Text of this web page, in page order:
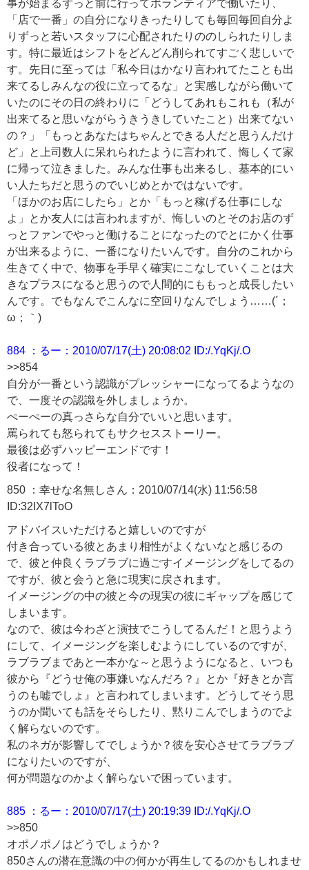
事が始まるずっと前に行ってボランティアで働いたり、
「店で一番」の自分になりきったりしても毎回毎回自分よ
りずっと若いスタッフに心配されたりののしられたりしま
す。特に最近はシフトをどんどん削られてすごく悲しいで
す。先日に至っては「私今日はかなり言われてたことも出
来てるしみんなの役に立ってるな」と実感しながら働いて
いたのにその日の終わりに「どうしてあれもこれも（私が
出来てると思いながらうきうきしていたこと）出来てない
の？」「もっとあなたはちゃんとできる人だと思うんだけ
ど」と上司数人に呆れられたように言われて、悔しくて家
に帰って泣きました。みんな仕事も出来るし、基本的にい
い人たちだと思うのでいじめとかではないです。
「ほかのお店にしたら」とか「もっと稼げる仕事にしな
よ」とか友人には言われますが、悔しいのとそのお店のず
っとファンでやっと働けることになったのでとにかく仕事
が出来るように、一番になりたいんです。自分のこれから
生きてく中で、物事を手早く確実にこなしていくことは大
きなプラスになると思うので人間的にももっと成長したい
んです。でもなんでこんなに空回りなんでしょう……(´；
ω；｀)
884 ：るー：2010/07/17(土) 20:08:02 ID:/.YqKj/.O
>>854
自分が一番という認識がプレッシャーになってるようなの
で、一度その認識を外しましょうか。
ぺーぺーの真っさらな自分でいいと思います。
罵られても怒られてもサクセスストーリー。
最後は必ずハッピーエンドです！
役者になって！
850 ：幸せな名無しさん：2010/07/14(水) 11:56:58
ID:32IX7lToO
アドバイスいただけると嬉しいのですが
付き合っている彼とあまり相性がよくないなと感じるの
で、彼と仲良くラブラブに過ごすイメージングをしてるの
ですが、彼と会うと急に現実に戻されます。
イメージングの中の彼と今の現実の彼にギャップを感じて
しまいます。
なので、彼は今わざと演技でこうしてるんだ！と思うよう
にして、イメージングを楽しむようにしているのですが、
ラブラブまであと一本かな～と思うようになると、いつも
彼から『どうせ俺の事嫌いなんだろ？』とか『好きとか言
うのも嘘でしょ』と言われてしまいます。どうしてそう思
うのか聞いても話をそらしたり、黙りこんでしまうのでよ
く解らないのです。
私のネガが影響してでしょうか？彼を安心させてラブラブ
になりたいのですが、
何が問題なのかよく解らないで困っています。
885 ：るー：2010/07/17(土) 20:19:39 ID:/.YqKj/.O
>>850
オポノポノはどうでしょうか？
850さんの潜在意識の中の何かが再生してるのかもしれませ